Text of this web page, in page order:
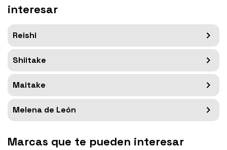
interesar
Reishi
Shiitake
Maitake
Melena de León
Marcas que te pueden interesar